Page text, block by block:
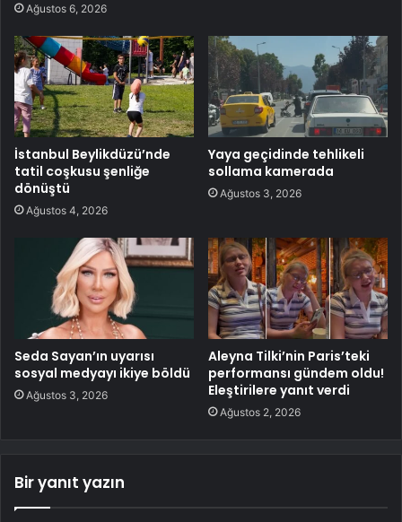
Ağustos 6, 2026
İstanbul Beylikdüzü’nde
tatil coşkusu şenliğe
dönüştü
Ağustos 4, 2026
Yaya geçidinde tehlikeli
sollama kamerada
Ağustos 3, 2026
Seda Sayan’ın uyarısı
sosyal medyayı ikiye böldü
Ağustos 3, 2026
Aleyna Tilki’nin Paris’teki
performansı gündem oldu!
Eleştirilere yanıt verdi
Ağustos 2, 2026
Bir yanıt yazın